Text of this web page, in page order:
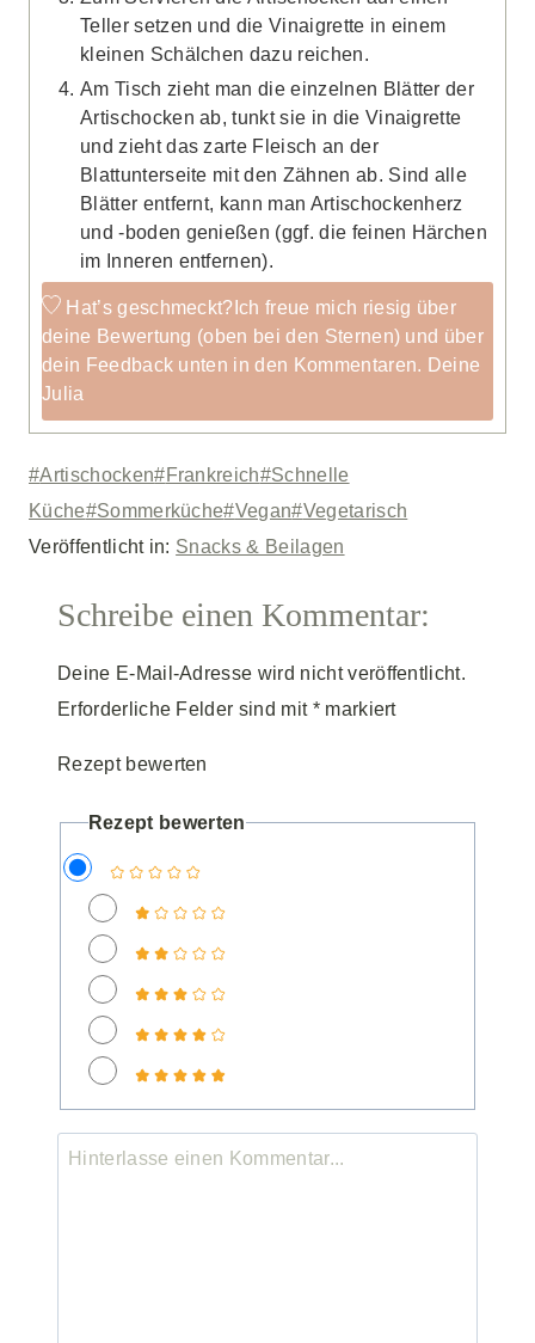
Teller setzen und die Vinaigrette in einem
kleinen Schälchen dazu reichen.
Am Tisch zieht man die einzelnen Blätter der
Artischocken ab, tunkt sie in die Vinaigrette
und zieht das zarte Fleisch an der
Blattunterseite mit den Zähnen ab. Sind alle
Blätter entfernt, kann man Artischockenherz
und -boden genießen (ggf. die feinen Härchen
im Inneren entfernen).
Hat’s geschmeckt? Ich freue mich riesig über
deine Bewertung (oben bei den Sternen) und über
dein Feedback unten in den Kommentaren. Deine
Julia
Schlagworte:
#Artischocken#Frankreich#Schnelle
Küche#Sommerküche#Vegan#Vegetarisch
Veröffentlicht in: Snacks & Beilagen
Schreibe einen Kommentar:
Deine E-Mail-Adresse wird nicht veröffentlicht.
Erforderliche Felder sind mit *markiert
Rezept bewerten
Rezept bewerten